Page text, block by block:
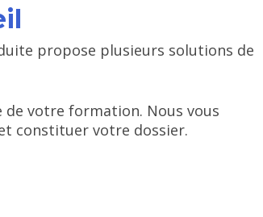
propose plusieurs solutions de
votre formation. Nous vous
constituer votre dossier.